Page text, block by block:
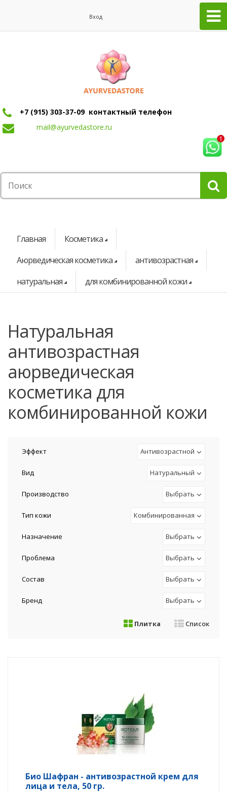
Вход
+7 (915) 303-37-09 контактный телефон
mail@ayurvedastore.ru
Главная
Косметика
Аюрведическая косметика
антивозрастная
натуральная
для комбинированной кожи
натуральная
антивозрастная
аюрведическая
косметика для
комбинированной кожи
Эффект Антивозрастной
Вид Натуральный
Производство Выбрать
Тип кожи Комбинированная
Назначение Выбрать
Проблема Выбрать
Состав Выбрать
Бренд Выбрать
Плитка Список
Био Шафран - антивозрастной крем для
лица и тела, 50 гр.